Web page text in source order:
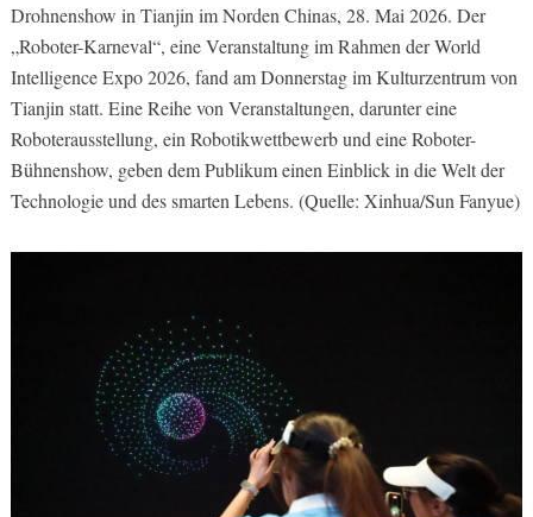
Drohnenshow in Tianjin im Norden Chinas, 28. Mai 2026. Der
„Roboter-Karneval“, eine Veranstaltung im Rahmen der World
Intelligence Expo 2026, fand am Donnerstag im Kulturzentrum von
Tianjin statt. Eine Reihe von Veranstaltungen, darunter eine
Roboterausstellung, ein Robotikwettbewerb und eine Roboter-
Bühnenshow, geben dem Publikum einen Einblick in die Welt der
Technologie und des smarten Lebens. (Quelle: Xinhua/Sun Fanyue)